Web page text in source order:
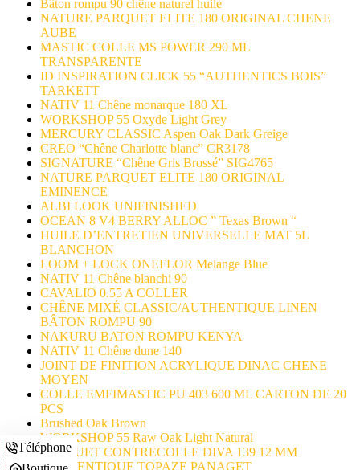
Bâton rompu 90 chêne naturel huilé
NATURE PARQUET ELITE 180 ORIGINAL CHENE
AUBE
MASTIC COLLE MS POWER 290 ML
TRANSPARENTE
ID INSPIRATION CLICK 55 “AUTHENTICS BOIS”
TARKETT
NATIV 11 Chêne monarque 180 XL
WORKSHOP 55 Oxyde Light Grey
MERCURY CLASSIC Aspen Oak Dark Greige
CREO “Chêne Charlotte blanc” CR3178
SIGNATURE “Chêne Gris Brossé” SIG4765
NATURE PARQUET ELITE 180 ORIGINAL
EMINENCE
ALBI LOOK UNIFINISHED
OCEAN 8 V4 BERRY ALLOC ” Texas Brown “
HUILE D’ENTRETIEN UNIVERSELLE MAT 5L
BLANCHON
LOOM + LOCK ONEFLOR Melange Blue
NATIV 11 Chêne blanchi 90
CAVALIO 0.55 A COLLER
CHÊNE MIXÉ CLASSIC/AUTHENTIQUE LINEN
BÂTON ROMPU 90
NAKURU BATON ROMPU KENYA
NATIV 11 Chêne dune 140
JOINT DE FINITION ACRYLIQUE DINAC CHENE
MOYEN
COLLE EMFIMASTIC PU 403 600 ML CARTON DE 20
PCS
Brushed Oak Brown
WORKSHOP 55 Raw Oak Light Natural
PARQUET CONTRECOLLE DIVA 139 12 MM
AUTHENTIQUE TOPAZE PANAGET
Téléphone